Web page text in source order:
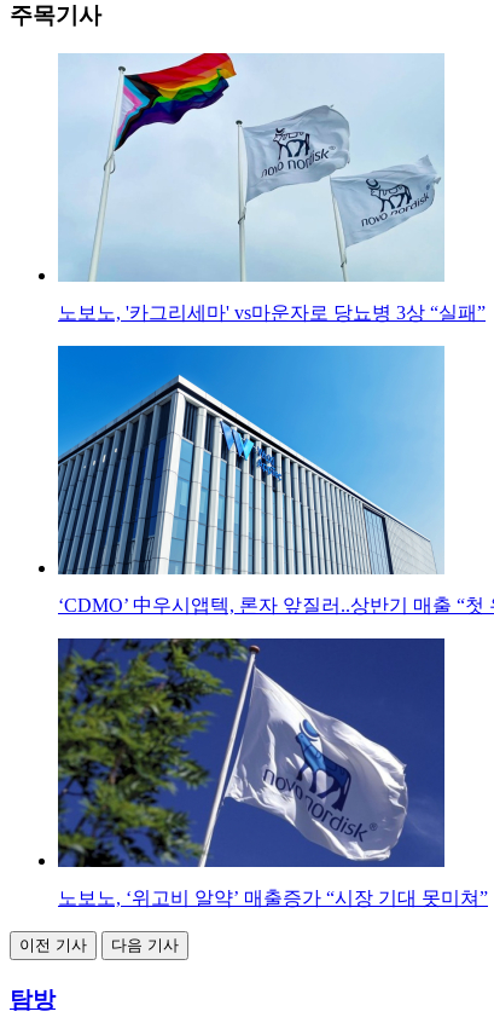
주목기사
노보노, '카그리세마' vs마운자로 당뇨병 3상 “실패”
‘CDMO’ 中우시앱텍, 론자 앞질러..상반기 매출 “첫
노보노, ‘위고비 알약’ 매출증가 “시장 기대 못미쳐”
이전 기사 다음 기사
탐방